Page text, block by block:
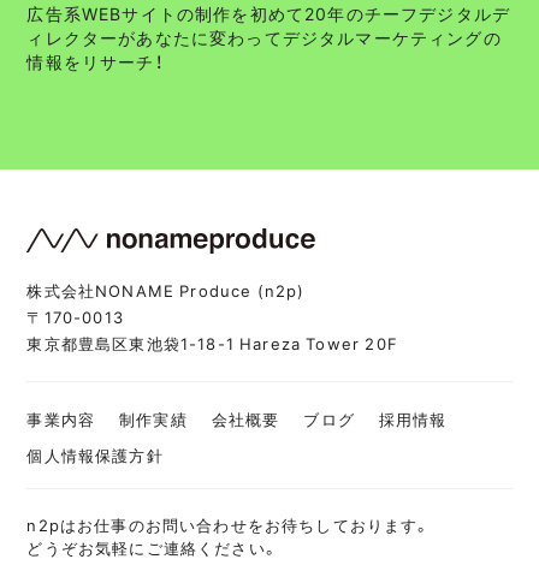
広告系WEBサイトの制作を初めて20年のチーフデジタルデ
ィレクターがあなたに変わってデジタルマーケティングの
情報をリサーチ！
株式会社NONAME Produce (n2p)
〒170-0013
東京都豊島区東池袋1-18-1 Hareza Tower 20F
事業内容 制作実績 会社概要 ブログ
採用情報
個人情報保護方針
n2pはお仕事のお問い合わせをお待ちしております。
どうぞお気軽にご連絡ください。